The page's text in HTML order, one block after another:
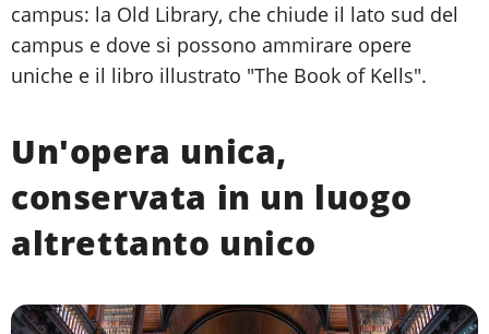
campus: la Old Library, che chiude il lato sud del
campus e dove si possono ammirare opere
uniche e il libro illustrato "The Book of Kells".
Un'opera unica,
conservata in un luogo
altrettanto unico